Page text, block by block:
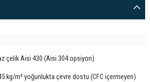
çelik Aisi 430 (Aisi 304 opsiyon).
kg/m³ yoğunlukta çevre dostu (CFC içermeyen)